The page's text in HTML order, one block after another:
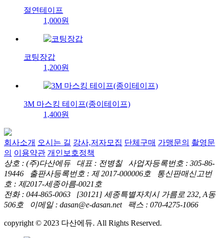
절연테이프
1,000원
코팅장갑
1,200원
3M 마스킹 테이프(종이테이프)
1,400원
회사소개 오시는 길 강사,저자모집 단체구매 가맹문의 촬영문
의 이용약관 개인보호정책
상호 : (주)다산에듀 대표 : 전병칠 사업자등록번호 : 305-86-
19446 출판사등록번호 : 제 2017-000006호 통신판매신고번
호 : 제2017-세종아름-0021호
전화 : 044-865-0063 [30121] 세종특별자치시 가름로 232, A동
506호 이메일 : dasan@e-dasan.net 팩스 : 070-4275-1066
copyright © 2023 다산에듀. All Rights Reserved.